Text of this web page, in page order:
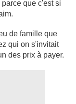
que c'est si
de famille que
qui on s'invitait
des prix à payer.